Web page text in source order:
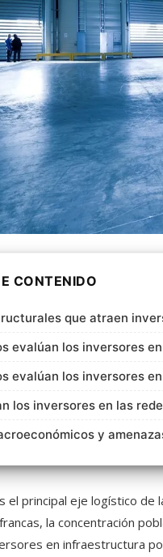
CONTENIDO
que atraen
evalúan los inversores
evalúan los inversores
los inversores en las
y
el principal eje logístico de
la concentración
en infraestructura